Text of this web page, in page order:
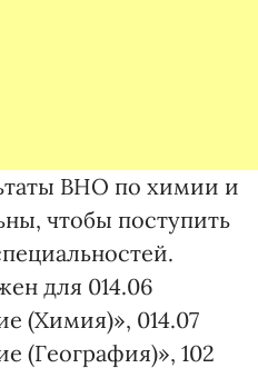
ВНО по химии и
чтобы поступить
для 014.06
(Химия)», 014.07
(География)», 102